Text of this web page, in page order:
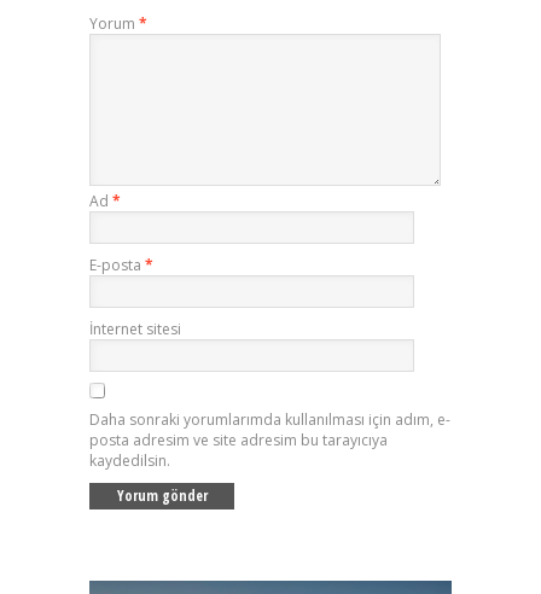
Yorum *
Ad *
E-posta *
İnternet sitesi
Daha sonraki yorumlarımda kullanılması için adım, e-
posta adresim ve site adresim bu tarayıcıya
kaydedilsin.